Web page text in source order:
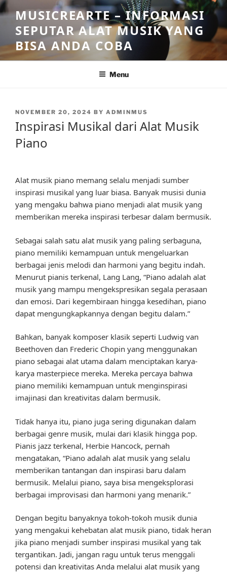
Skip
to
content
MUSICREARTE – INFORMASI
SEPUTAR ALAT MUSIK YANG
BISA ANDA COBA
Menu
POSTED
NOVEMBER 20, 2024 BY ADMINMUS
Inspirasi Musikal dari Alat Musik
Piano
Alat musik piano memang selalu menjadi sumber
inspirasi musikal yang luar biasa. Banyak musisi dunia
yang mengaku bahwa piano menjadi alat musik yang
memberikan mereka inspirasi terbesar dalam bermusik.
Sebagai salah satu alat musik yang paling serbaguna,
piano memiliki kemampuan untuk mengeluarkan
berbagai jenis melodi dan harmoni yang begitu indah.
Menurut pianis terkenal, Lang Lang, “Piano adalah alat
musik yang mampu mengekspresikan segala perasaan
dan emosi. Dari kegembiraan hingga kesedihan, piano
dapat mengungkapkannya dengan begitu dalam.”
Bahkan, banyak komposer klasik seperti Ludwig van
Beethoven dan Frederic Chopin yang menggunakan
piano sebagai alat utama dalam menciptakan karya-
karya masterpiece mereka. Mereka percaya bahwa
piano memiliki kemampuan untuk menginspirasi
imajinasi dan kreativitas dalam bermusik.
Tidak hanya itu, piano juga sering digunakan dalam
berbagai genre musik, mulai dari klasik hingga pop.
Pianis jazz terkenal, Herbie Hancock, pernah
mengatakan, “Piano adalah alat musik yang selalu
memberikan tantangan dan inspirasi baru dalam
bermusik. Melalui piano, saya bisa mengeksplorasi
berbagai improvisasi dan harmoni yang menarik.”
Dengan begitu banyaknya tokoh-tokoh musik dunia
yang mengakui kehebatan alat musik piano, tidak heran
jika piano menjadi sumber inspirasi musikal yang tak
tergantikan. Jadi, jangan ragu untuk terus menggali
potensi dan kreativitas Anda melalui alat musik yang